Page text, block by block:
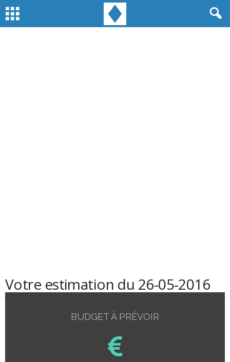
Votre estimation du 26-05-2016
BUDGET À PRÉVOIR